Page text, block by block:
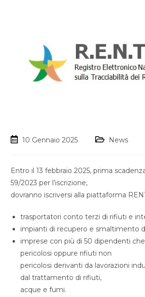
10 Gennaio 2025 News
Entro il 13 febbraio 2025, prima
59/2023 per l’iscrizione,
dovranno iscriversi alla piattaforma
trasportatori conto terzi di rifiuti e
impianti di recupero e smaltimento
imprese con più di 50 dipendenti
pericolosi oppure rifiuti non
pericolosi derivanti da lavorazioni
dal trattamento di rifiuti,
acque e fumi.